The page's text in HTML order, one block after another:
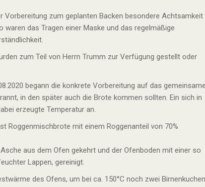
zum geplanten Backen besondere Achtsamkeit
das Tragen einer Maske und das regelmäßige
zum Teil von Herrn Trumm zur Verfügung gestellt oder
begann die konkrete Vorbereitung auf das
in den später auch die Brote kommen sollten. Ein sich in
erzeugte Temperatur an.
Roggenmischbrote mit einem Roggenanteil von 70%
aus dem Ofen gekehrt und der Ofenboden mit einer so
Lappen, gereinigt.
des Ofens, um bei ca. 150°C noch zwei Birnenkuchen